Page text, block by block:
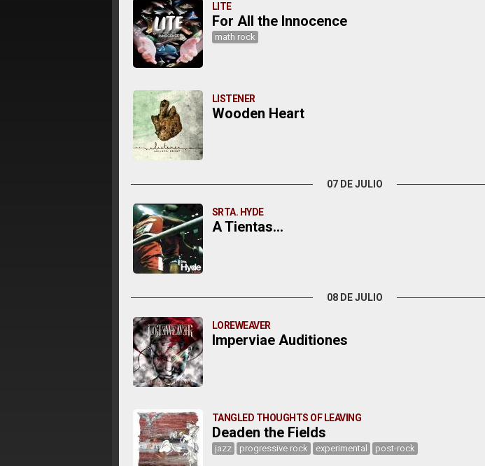
LITE
For All the Innocence
math rock
LISTENER
Wooden Heart
07 DE JULIO
SRTA. HYDE
A Tientas...
08 DE JULIO
LOREWEAVER
Imperviae Auditiones
TANGLED THOUGHTS OF LEAVING
Deaden the Fields
jazz progressive rock experimental post-rock